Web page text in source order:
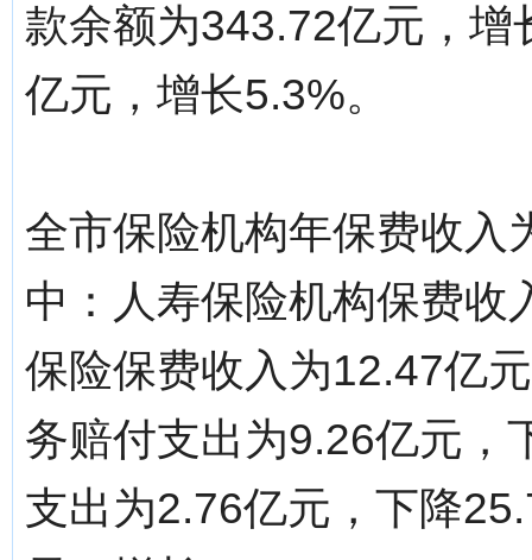
款余额为343.72亿元，
亿元，增长5.3%。
全市保险机构年保费收入
中：人寿保险机构保费收
保险保费收入为12.47亿
务赔付支出为9.26亿元，
支出为2.76亿元，下降